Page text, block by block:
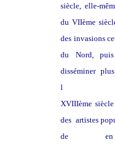
siècle, elle-
du VIIème
des invasions
du Nord,
disséminer
l
XVIIIème
des artistes
de
en